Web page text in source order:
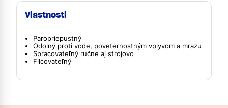
Vlastnosti
Paropriepustný
Odolný proti vode, poveternostným vplyvom a mrazu
Spracovateľný ručne aj strojovo
Filcovateľný